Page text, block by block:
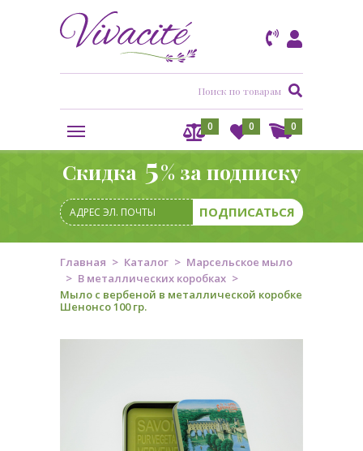
0
0
0
Скидка 5% за подписку
Главная Каталог
Марсельское мыло
В металлических коробках
Мыло с вербеной в металлической коробке
Шенонсо 100 гр.